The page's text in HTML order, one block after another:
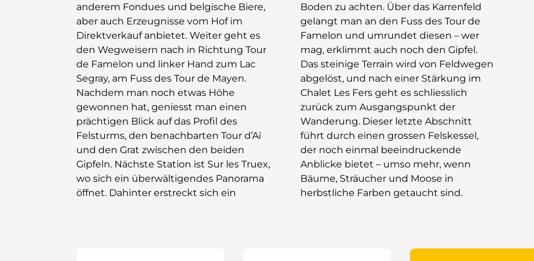
anderem Fondues und belgische Biere,
aber auch Erzeugnisse vom Hof im
Direktverkauf anbietet. Weiter geht es
den Wegweisern nach in Richtung Tour
de Famelon und linker Hand zum Lac
Segray, am Fuss des Tour de Mayen.
Nachdem man noch etwas Höhe
gewonnen hat, geniesst man einen
prächtigen Blick auf das Profil des
Felsturms, den benachbarten Tour d’Aï
und den Grat zwischen den beiden
Gipfeln. Nächste Station ist Sur les Truex,
wo sich ein überwältigendes Panorama
öffnet. Dahinter erstreckt sich ein
Boden zu achten. Über das Karrenfeld
gelangt man an den Fuss des Tour de
Famelon und umrundet diesen – wer
mag, erklimmt auch noch den Gipfel.
Das steinige Terrain wird von Feldwegen
abgelöst, und nach einer Stärkung im
Chalet Les Fers geht es schliesslich
zurück zum Ausgangspunkt der
Wanderung. Dieser letzte Abschnitt
führt durch einen grossen Felskessel,
der noch einmal beeindruckende
Anblicke bietet – umso mehr, wenn
Bäume, Sträucher und Moose in
herbstliche Farben getaucht sind.